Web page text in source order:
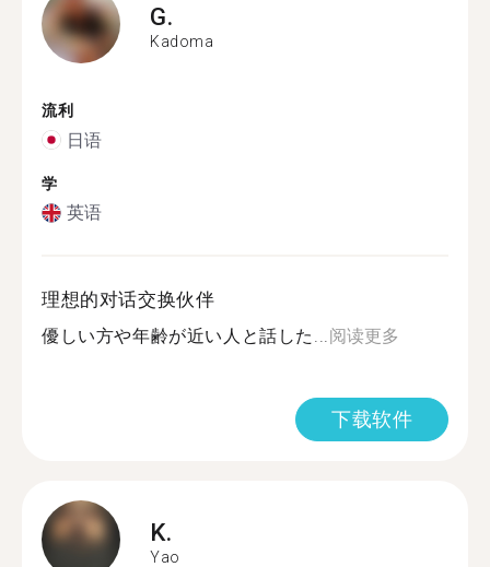
G.
Kadoma
流利
日语
学
英语
理想的对话交换伙伴
優しい方や年齢が近い人と話した...阅读更多
下载软件
K.
Yao